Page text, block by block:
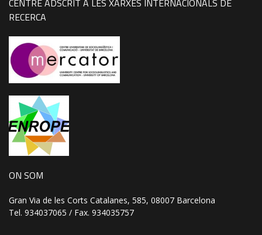
CENTRE ADSCRIT A LES XARXES INTERNACIONALS DE
RECERCA
ON SOM
Gran Via de les Corts Catalanes, 585, 08007 Barcelona
Tel. 934037065 / Fax. 934035757